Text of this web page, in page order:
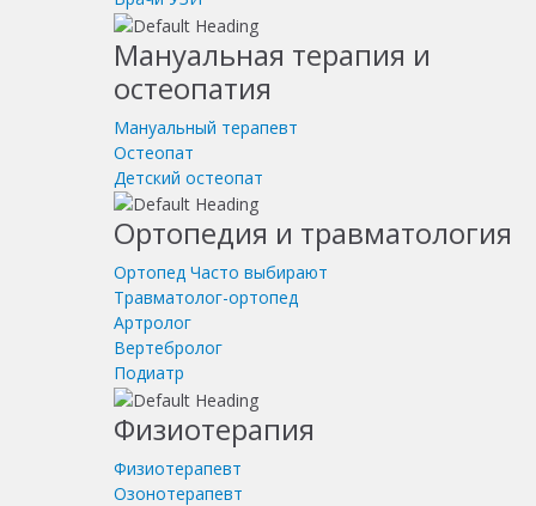
Мануальная терапия и
остеопатия
Мануальный терапевт
Остеопат
Детский остеопат
Ортопедия и травматология
Ортопед Часто выбирают
Травматолог-ортопед
Артролог
Вертебролог
Подиатр
Физиотерапия
Физиотерапевт
Озонотерапевт